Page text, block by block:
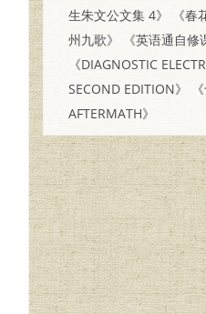
生朱文公文集 4》
《春
州九歌》
《英语通自修
《DIAGNOSTIC
SECOND EDITION》
AFTERMATH》